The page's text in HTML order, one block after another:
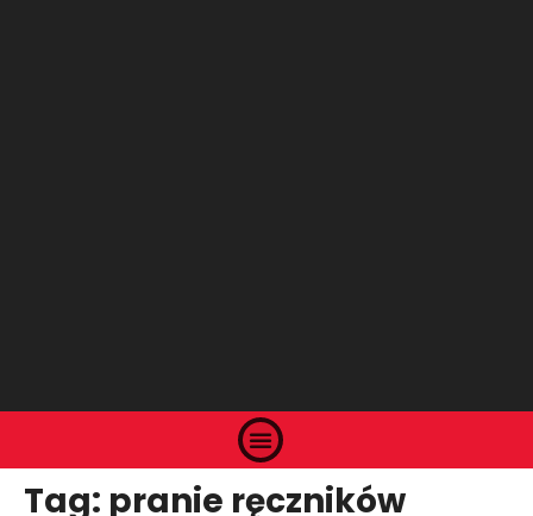
Tag: pranie ręczników